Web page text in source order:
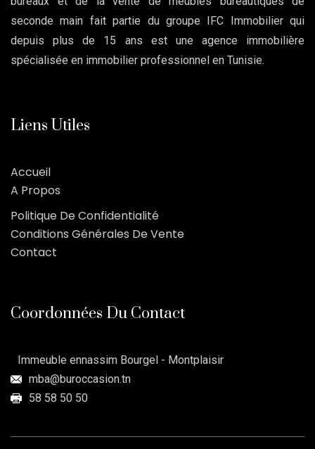
seconde main fait partie du groupe IFC Immobilier qui
depuis plus de 15 ans est une agence immobilière
spécialisée en immobilier professionnel en Tunisie.
Liens Utiles
Accueil
A Propos
Politique De Confidentialité
Conditions Générales De Vente
Contact
Coordonnées Du Contact
Immeuble ennassim Bourgel - Montplaisir
mba@buroccasion.tn
58 58 50 50